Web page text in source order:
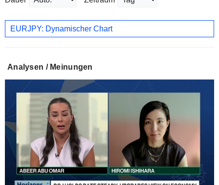
EURJPY: Dynamischer Chart
Analysen / Meinungen